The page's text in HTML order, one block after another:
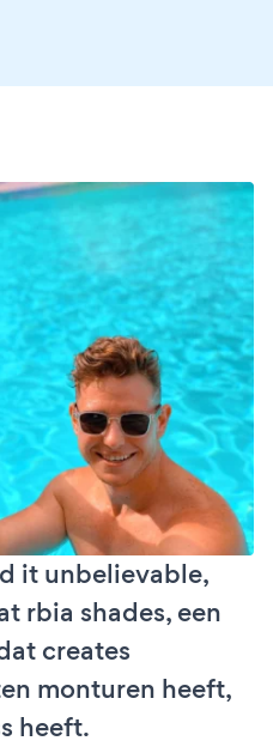
it unbelievable,
rbia shades, een
creates
monturen heeft,
heeft.